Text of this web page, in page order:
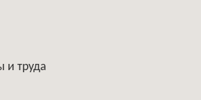
и труда